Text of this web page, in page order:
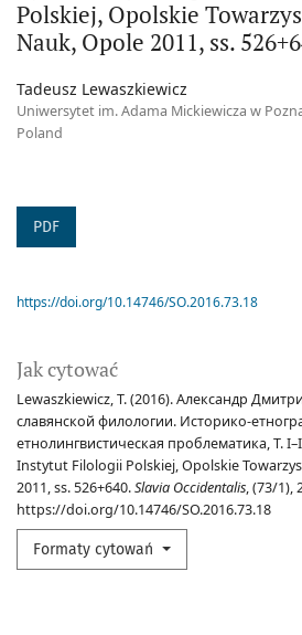
Polskiej, Opolskie
Nauk, Opole 2011, ss.
Tadeusz Lewaszkiewicz
Uniwersytet im. Adama Mickiewicza w
Poland
PDF
Jak cytować
Lewaszkiewicz, T. (2016). Александр
славянской филологии. Историко-
етнолингвистическая проблематика, Т.
Instytut Filologii Polskiej, Opolskie
2011, ss. 526+640.Slavia Occidentalis, (73/1),
https://doi.org/10.14746/SO.2016.73.18
Formaty cytowań
https://doi.org/10.14746/SO.2016.73.18